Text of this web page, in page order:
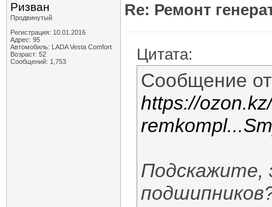
Ризван
Продвинутый
Регистрация: 10.01.2016
Адрес: 95
Автомобиль: LADA Vesta Сomfort
Возраст: 52
Сообщений: 1,753
Re: Ремонт
Цитата:
Сообщение
https://
Подскажите,